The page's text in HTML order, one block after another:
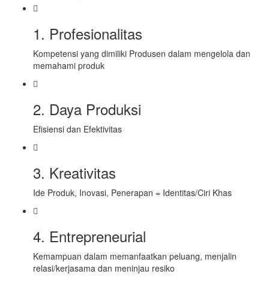
1. Profesionalitas
Kompetensi yang dimiliki Produsen dalam mengelola dan
memahami produk
2. Daya Produksi
Efisiensi dan Efektivitas
3. Kreativitas
Ide Produk, Inovasi, Penerapan = Identitas/Ciri Khas
4. Entrepreneurial
Kemampuan dalam memanfaatkan peluang, menjalin
relasi/kerjasama dan meninjau resiko